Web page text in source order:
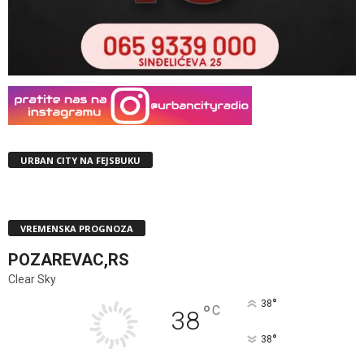
URBAN CITY NA FEJSBUKU
VREMENSKA PROGNOZA
POZAREVAC,RS
Clear Sky
38°C 38°
38°